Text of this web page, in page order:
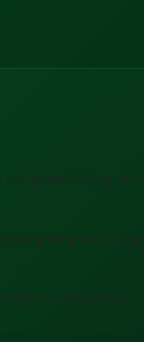
giới bất động
công trình
học, khu dân cư…